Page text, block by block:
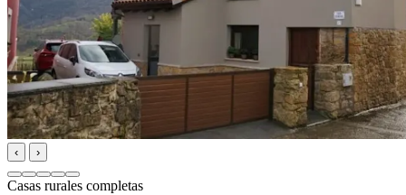
‹ ›
Casas rurales completas